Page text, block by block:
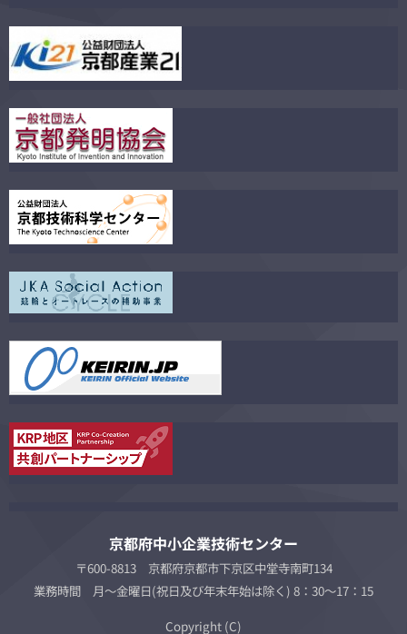
京都府中小企業技術センター
〒600-8813 京都府京都市下京区中堂寺南町134
業務時間 月～金曜日(祝日及び年末年始は除く) 8：30～17：15
Copyright (C)